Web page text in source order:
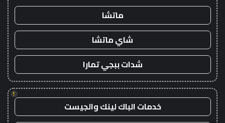
ماتشا
شاي ماتشا
شدات ببجي تمارا
!
خدمات الباك لينك والجيست